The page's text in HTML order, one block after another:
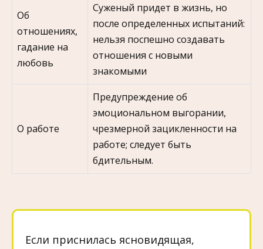
Об
отношениях,
гадание на
любовь
Суженый придет в жизнь, но
после определенных испытаний:
нельзя поспешно создавать
отношения с новыми
знакомыми
О работе
Предупреждение об
эмоциональном выгорании,
чрезмерной зацикленности на
работе; следует быть
бдительным.
Если приснилась ясновидящая,